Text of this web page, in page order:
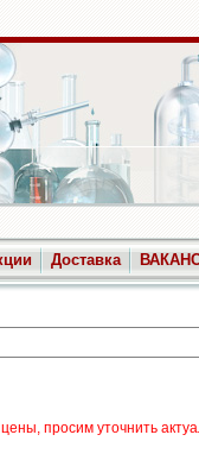
Доставка
просим уточнить